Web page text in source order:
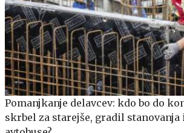
Pomanjkanje delavcev: kdo bo do
skrbel za starejše, gradil